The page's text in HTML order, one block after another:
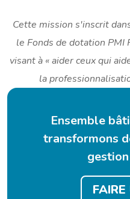
Cette mission s'inscrit
le Fonds de dotation PMI
visant à « aider ceux qui
la
Ensemble
transformons